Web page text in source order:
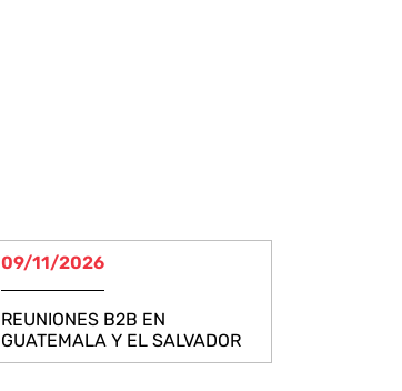
09/11/2026
REUNIONES B2B EN
GUATEMALA Y EL SALVADOR